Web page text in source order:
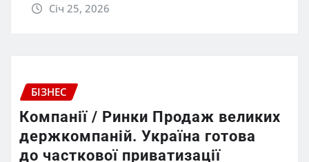
Січ 25, 2026
БІЗНЕС
Компанії / Ринки Продаж великих
держкомпаній. Україна готова
до часткової приватизації